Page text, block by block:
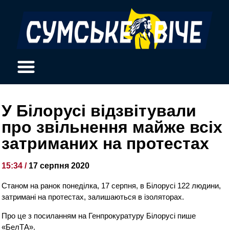
У Білорусі відзвітували
про звільнення майже всіх
затриманих на протестах
15:34 / 17 серпня 2020
Станом на ранок понеділка, 17 серпня, в Білорусі 122 людини,
затримані на протестах, залишаються в ізоляторах.
Про це з посиланням на Генпрокуратуру Білорусі пише
«БелТА».